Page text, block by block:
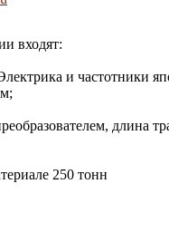
входят:
и частотники
длина
250 тонн